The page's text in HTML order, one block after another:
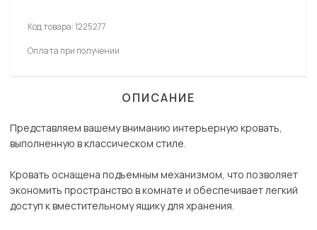
Код товара:1225277
Оплата при получении
ОПИСАНИЕ
Представляем вашему вниманию интерьерную кровать,
выполненную в классическом стиле.
Кровать оснащена подъемным механизмом, что позволяет
экономить пространство в комнате и обеспечивает легкий
доступ к вместительному ящику для хранения.